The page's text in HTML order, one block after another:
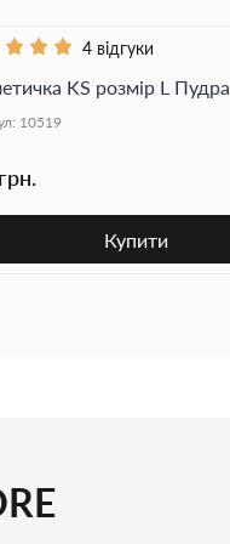
4 відгуки
KS розмір L Пудра
10519
Купити